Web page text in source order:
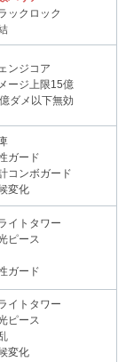
ックロック
ンジコア
ージ上限15億
億ダメ以下無効
ガード
コンボガード
変化
イトタワー
ピース
ガード
イトタワー
ピース
変化